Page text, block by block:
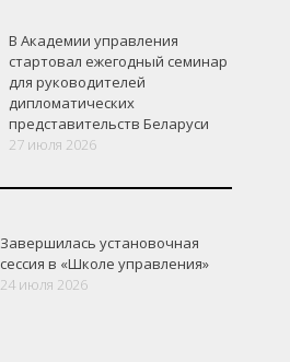
В Академии управления
стартовал ежегодный семинар
для руководителей
дипломатических
представительств Беларуси
27 июля 2026
Завершилась установочная
сессия в «Школе управления»
24 июля 2026